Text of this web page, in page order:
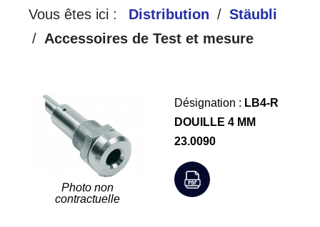
Vous êtes ici : Distribution
Stäubli
Accessoires de Test et mesure
Photo non
contractuelle
Désignation : LB4-R
DOUILLE 4 MM
23.0090